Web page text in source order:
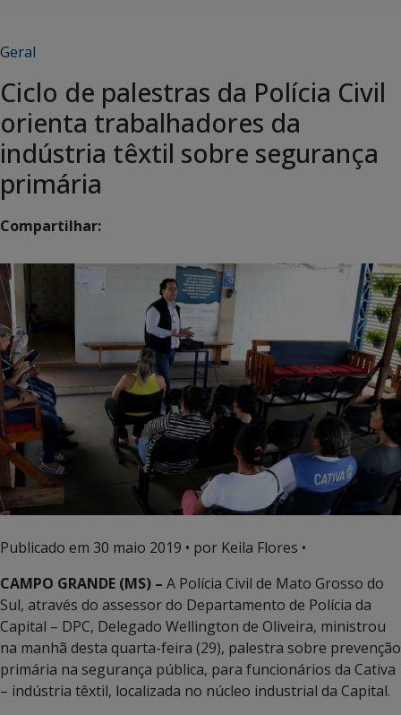
Geral
Ciclo de palestras da Polícia Civil
orienta trabalhadores da
indústria têxtil sobre segurança
primária
Compartilhar:
Publicado em 30 maio 2019 • por Keila Flores •
CAMPO GRANDE (MS) – A Polícia Civil de Mato Grosso do
Sul, através do assessor do Departamento de Polícia da
Capital – DPC, Delegado Wellington de Oliveira, ministrou
na manhã desta quarta-feira (29), palestra sobre prevenção
primária na segurança pública, para funcionários da Cativa
– indústria têxtil, localizada no núcleo industrial da Capital.